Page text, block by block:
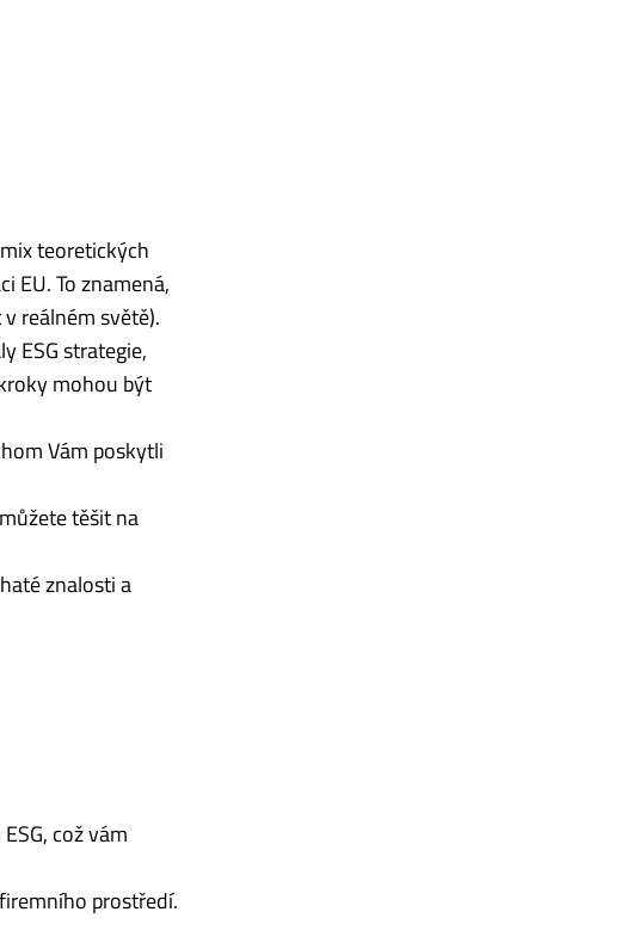
teoretických
EU. To znamená,
reálném světě).
ESG strategie,
mohou být
Vám poskytli
těšit na
znalosti a
což vám
prostředí.